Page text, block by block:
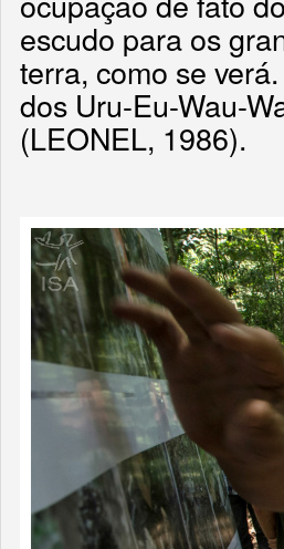
escudo para os
terra, como se
dos Uru-Eu-Wau-
(LEONEL, 1986).